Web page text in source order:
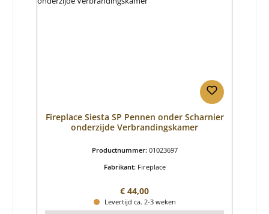
Fireplace Siesta SP Pennen onder Scharnier
onderzijde Verbrandingskamer
Productnummer: 01023697
Fabrikant: Fireplace
Normale prijs:
€ 44,00
Levertijd ca. 2-3 weken